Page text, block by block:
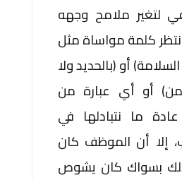
لتغير ملامح وجهه
كلمة مواساة مثل
أو (بالحديد ولا
أو أي عبارة من
عادة ما نتبادلها في
إلا أن الموظف كان
بسواك كان يشوص